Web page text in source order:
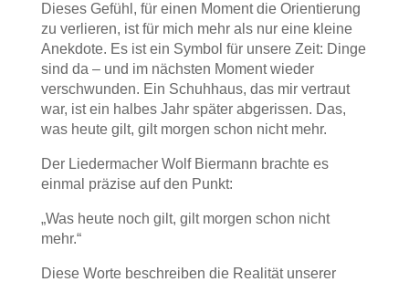
Dieses Gefühl, für einen Moment die Orientierung
zu verlieren, ist für mich mehr als nur eine kleine
Anekdote. Es ist ein Symbol für unsere Zeit: Dinge
sind da – und im nächsten Moment wieder
verschwunden. Ein Schuhhaus, das mir vertraut
war, ist ein halbes Jahr später abgerissen. Das,
was heute gilt, gilt morgen schon nicht mehr.
Der Liedermacher Wolf Biermann brachte es
einmal präzise auf den Punkt:
„Was heute noch gilt, gilt morgen schon nicht
mehr.“
Diese Worte beschreiben die Realität unserer